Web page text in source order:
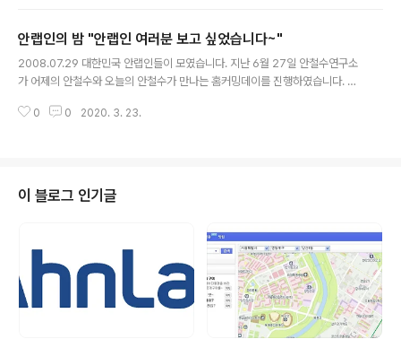
당시부터 ‘Wii’에 대한 글을 썼다고 한다. 센서 바(Bar)를
이용해 실제로 골프를 치고, 복싱을 하며 몸 전체의 움직임
을 이용하는 즉, 아날로그 움직임을 디지털게임에 접목시
‘신한국인’, 서울올림픽 때의 ‘벽을 넘어서’, ‘산업화는 늦었
안랩인의 밤 "안랩인 여러분 보고 싶었습니다~"
2008.07.29 대한민국 안랩인들이 모였습니다. 지난 6월 27일 안철수연구소
가 어제의 안철수와 오늘의 안철수가 만나는 홈커밍데이를 진행하였습니다. 이
다. '안랩인의 밤' 행사 시작!! 오는 사람들마다 “보고 싶었다.”, “그리웠다.”는 말
나누고 행복해하는 모습이 정말 좋았습니다. 자 그럼 지금부터 '안랩인의 밤' 과
함께한 전 안랩인들에게 안철수연구소란 어떤 존재인지 이야기 한번 들어볼까
0 0 2020. 3. 23.
이 블로그 인기글